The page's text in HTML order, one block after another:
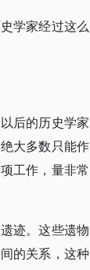
学家经过这么
后的历史学家
大多数只能作
工作，量非常
迹。这些遗物
的关系，这种